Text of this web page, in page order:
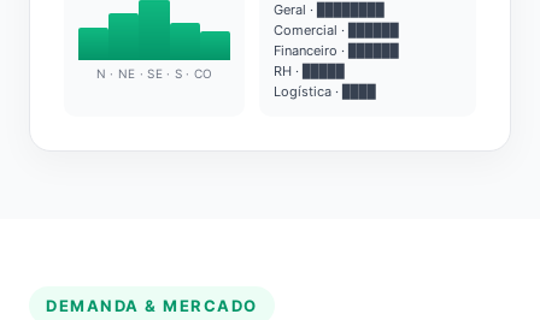
N · NE · SE · S · CO
Geral · ████████
Comercial · ██████
Financeiro · ██████
RH · █████
Logística · ████
DEMANDA & MERCADO